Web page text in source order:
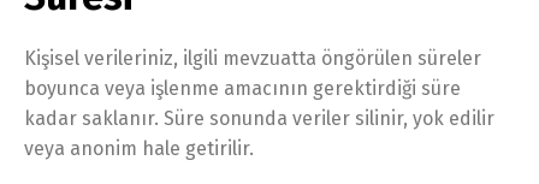
Kişisel verileriniz, ilgili mevzuatta öngörülen süreler
boyunca veya işlenme amacının gerektirdiği süre
kadar saklanır. Süre sonunda veriler silinir, yok edilir
veya anonim hale getirilir.